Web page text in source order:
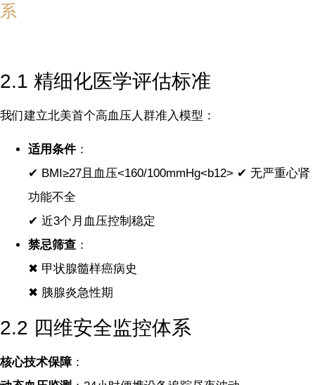
系
2.1 精细化医学评估标准
我们建立北美首个高血压人群准入模型：
适用条件：
✔ BMI≥27且血压<160/100mmHg<b12> ✔ 无严重心肾
功能不全
✔ 近3个月血压控制稳定
禁忌筛查 ：
✖ 甲状腺髓样癌病史
✖ 胰腺炎急性期
2.2 四维安全监控体系
核心技术保障：